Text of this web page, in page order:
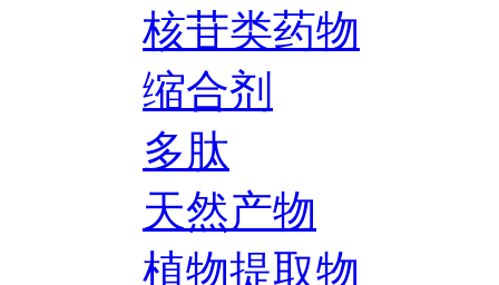
核苷类药物
缩合剂
多肽
天然产物
植物提取物